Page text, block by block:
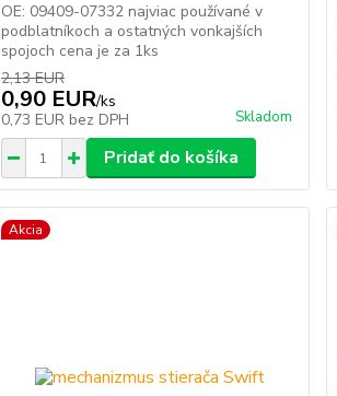
OE: 09409-07332 najviac používané v
podblatníkoch a ostatných vonkajších
spojoch cena je za 1ks
2,13 EUR
0,90 EUR/ks
0,73 EUR bez DPH Skladom
Pridať do košíka
Akcia